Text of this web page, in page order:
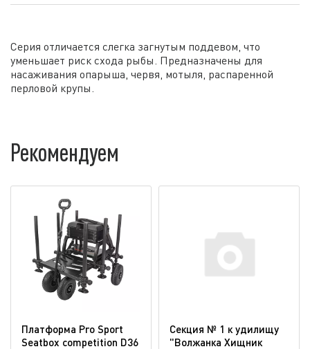
Серия отличается слегка загнутым поддевом, что
уменьшает риск схода рыбы. Предназначены для
насаживания опарыша, червя, мотыля, распаренной
перловой крупы.
Рекомендуем
Платформа Pro Sport
Seatbox competition D36
Секция № 1 к удилищу
"Волжанка Хищник